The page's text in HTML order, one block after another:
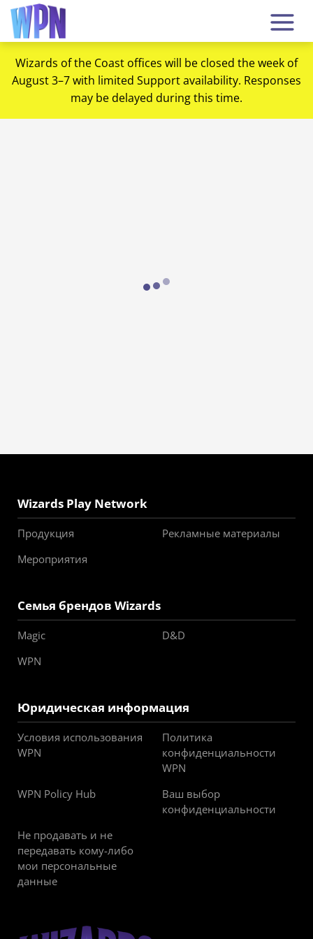
Wizards of the Coast offices will be closed the week of
August 3–7 with limited Support availability. Responses
may be delayed during this time.
Loading...
Wizards Play Network
Продукция
Рекламные материалы
Мероприятия
Семья брендов Wizards
Magic
D&D
WPN
Юридическая информация
Условия использования
WPN
Политика
конфиденциальности
WPN
WPN Policy Hub
Ваш выбор
конфиденциальности
Не продавать и не
передавать кому-либо
мои персональные
данные